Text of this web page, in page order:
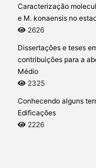
Caracterização
e M. konaensis no
2626
Dissertações e teses
contribuições para a
Médio
2325
Conhecendo alguns
Edificações
2226